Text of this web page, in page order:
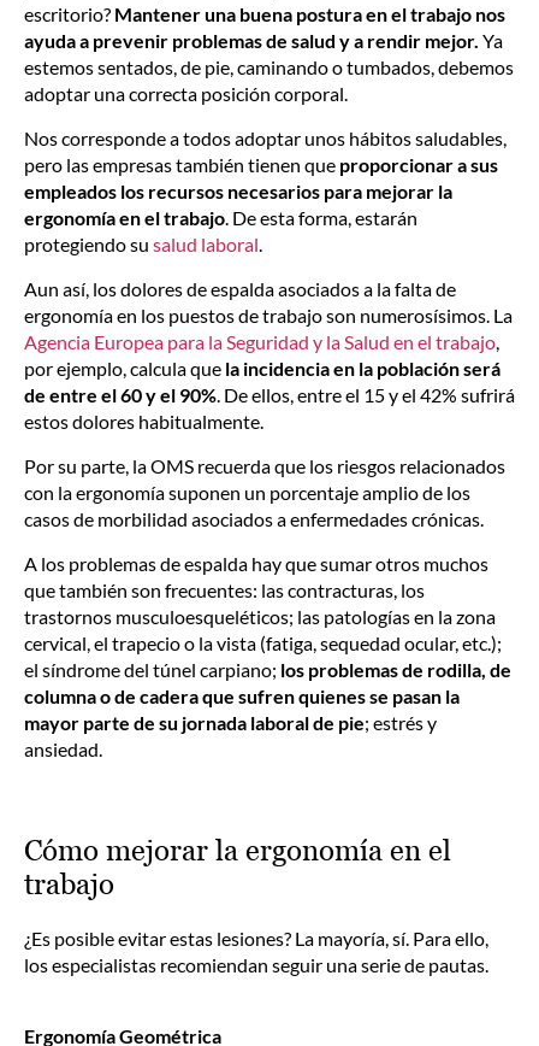
escritorio? Mantener una buena postura en el trabajo nos
ayuda a prevenir problemas de salud y a rendir mejor. Ya
estemos sentados, de pie, caminando o tumbados, debemos
adoptar una correcta posición corporal.
Nos corresponde a todos adoptar unos hábitos saludables,
pero las empresas también tienen que proporcionar a sus
empleados los recursos necesarios para mejorar la
ergonomía en el trabajo. De esta forma, estarán
protegiendo su salud laboral.
Aun así, los dolores de espalda asociados a la falta de
ergonomía en los puestos de trabajo son numerosísimos. La
Agencia Europea para la Seguridad y la Salud en el trabajo,
por ejemplo, calcula que la incidencia en la población será
de entre el 60 y el 90%. De ellos, entre el 15 y el 42% sufrirá
estos dolores habitualmente.
Por su parte, la OMS recuerda que los riesgos relacionados
con la ergonomía suponen un porcentaje amplio de los
casos de morbilidad asociados a enfermedades crónicas.
A los problemas de espalda hay que sumar otros muchos
que también son frecuentes: las contracturas, los
trastornos musculoesqueléticos; las patologías en la zona
cervical, el trapecio o la vista (fatiga, sequedad ocular, etc.);
el síndrome del túnel carpiano; los problemas de rodilla, de
columna o de cadera que sufren quienes se pasan la
mayor parte de su jornada laboral de pie; estrés y
ansiedad.
Cómo mejorar la ergonomía en el
trabajo
¿Es posible evitar estas lesiones? La mayoría, sí. Para ello,
los especialistas recomiendan seguir una serie de pautas.
Ergonomía Geométrica